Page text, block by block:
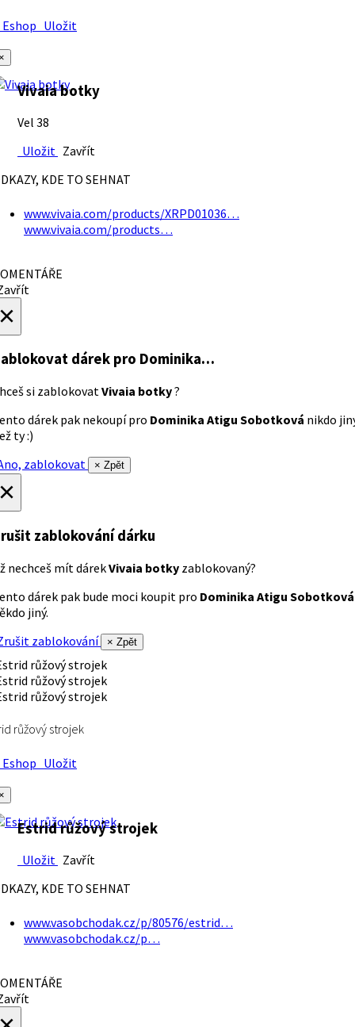
Uložit
Vivaia botky
Vel 38
Uložit Zavřít
KDE TO SEHNAT
www.vivaia.com/products/XRPD01036…
www.vivaia.com/products…
dárek pro Dominika…
si zablokovatVivaia botky?
dárek pak nekoupí pro Dominika Atigu Sobotková nikdo
ty :)
zablokovat
× Zpět
zablokování dárku
nechceš mít dárekVivaia botky zablokovaný?
dárek pak bude moci koupit pro Dominika Atigu Sobotková
jiný.
zablokování
× Zpět
růžový strojek
Uložit
Estrid růžový strojek
Uložit Zavřít
KDE TO SEHNAT
www.vasobchodak.cz/p/80576/estrid…
www.vasobchodak.cz/p…